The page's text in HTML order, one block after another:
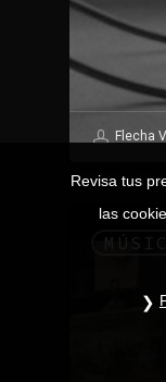
Flecha
Revisa tus
las